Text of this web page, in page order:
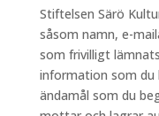
Stiftelsen Särö
såsom namn, e-
som frivilligt
information som du
ändamål som du